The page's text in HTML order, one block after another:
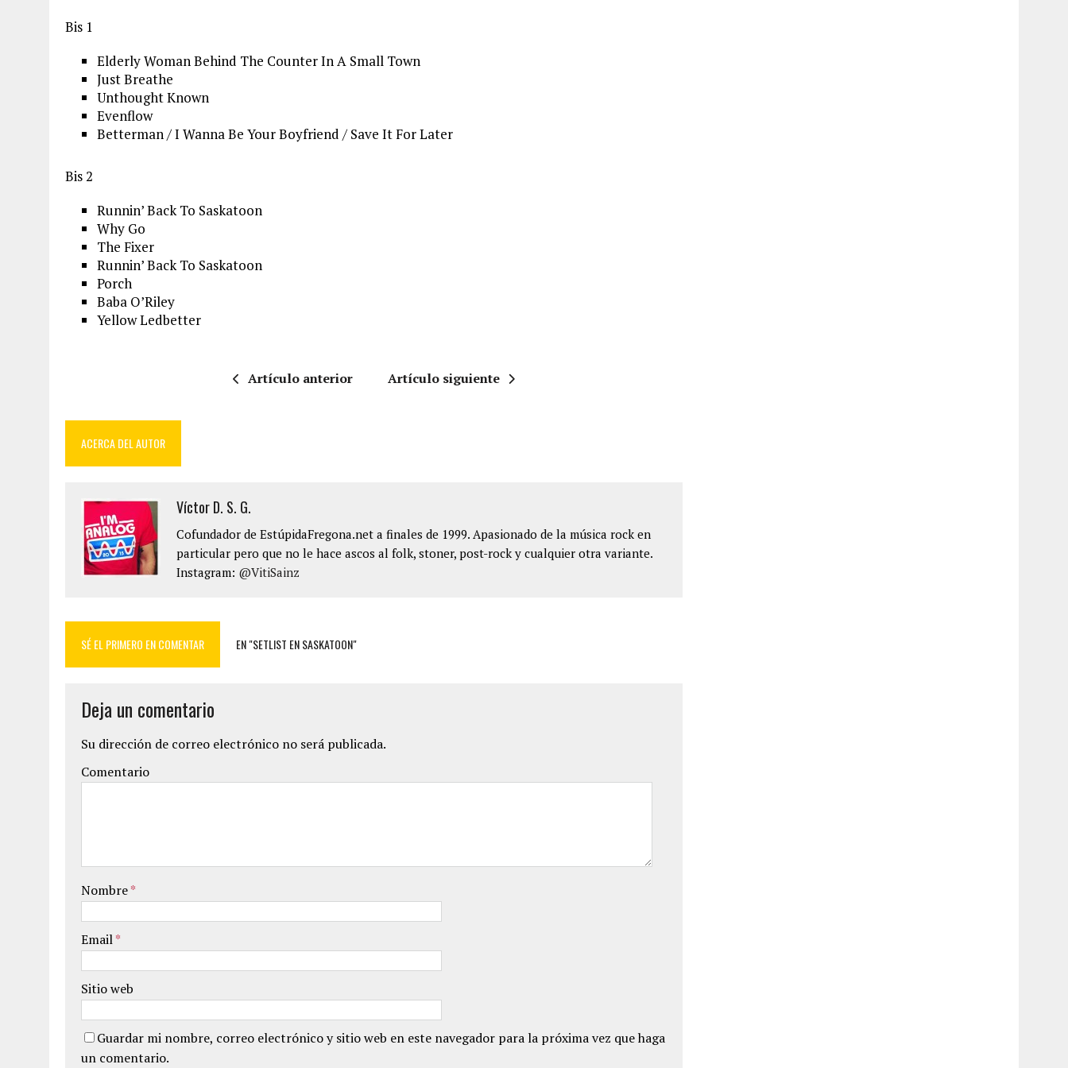
Bis 1
Elderly Woman Behind The Counter In A Small Town
Just Breathe
Unthought Known
Evenflow
Betterman / I Wanna Be Your Boyfriend / Save It For Later
Bis 2
Runnin’ Back To Saskatoon
Why Go
The Fixer
Runnin’ Back To Saskatoon
Porch
Baba O’Riley
Yellow Ledbetter
Artículo anterior Artículo siguiente
ACERCA DEL AUTOR
Víctor D. S. G.
Cofundador de EstúpidaFregona.net a finales de 1999. Apasionado de la música rock en
particular pero que no le hace ascos al folk, stoner, post-rock y cualquier otra variante.
Instagram: @VitiSainz
SÉ EL PRIMERO EN COMENTAR EN "SETLIST EN SASKATOON"
Deja un comentario
Su dirección de correo electrónico no será publicada.
Comentario
Nombre*
Email*
Sitio web
Guardar mi nombre, correo electrónico y sitio web en este navegador para la próxima vez que haga
un comentario.